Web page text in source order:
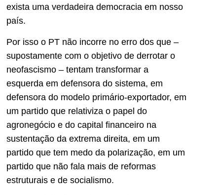
exista uma verdadeira democracia em nosso
país.
Por isso o PT não incorre no erro dos que –
supostamente com o objetivo de derrotar o
neofascismo – tentam transformar a
esquerda em defensora do sistema, em
defensora do modelo primário-exportador, em
um partido que relativiza o papel do
agronegócio e do capital financeiro na
sustentação da extrema direita, em um
partido que tem medo da polarização, em um
partido que não fala mais de reformas
estruturais e de socialismo.